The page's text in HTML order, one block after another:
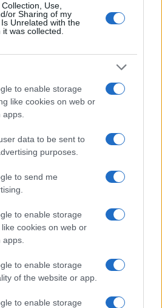
Use,
or Sharing of my
Unrelated with the
was collected.
to enable storage
like cookies on web or
data to be sent to
purposes.
to send me
to enable storage
cookies on web or
to enable storage
of the website or app.
to enable storage